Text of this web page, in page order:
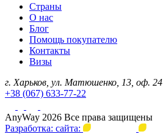
Страны
О нас
Блог
Помощь покупателю
Контакты
Визы
г. Харьков, ул. Матюшенко, 13, оф. 24
+38 (067) 633-77-22
AnyWay 2026 Все права защищены
Разработка: сайта: